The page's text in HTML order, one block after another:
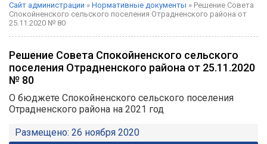
Сайт администрации » Нормативные документы » Решение Совета
Спокойненского сельского поселения Отрадненского района от
25.11.2020 № 80
Решение Совета Спокойненского сельского
поселения Отрадненского района от 25.11.2020
№ 80
О бюджете Спокойненского сельского поселения
Отрадненского района на 2021 год
Размещено: 26 ноября 2020